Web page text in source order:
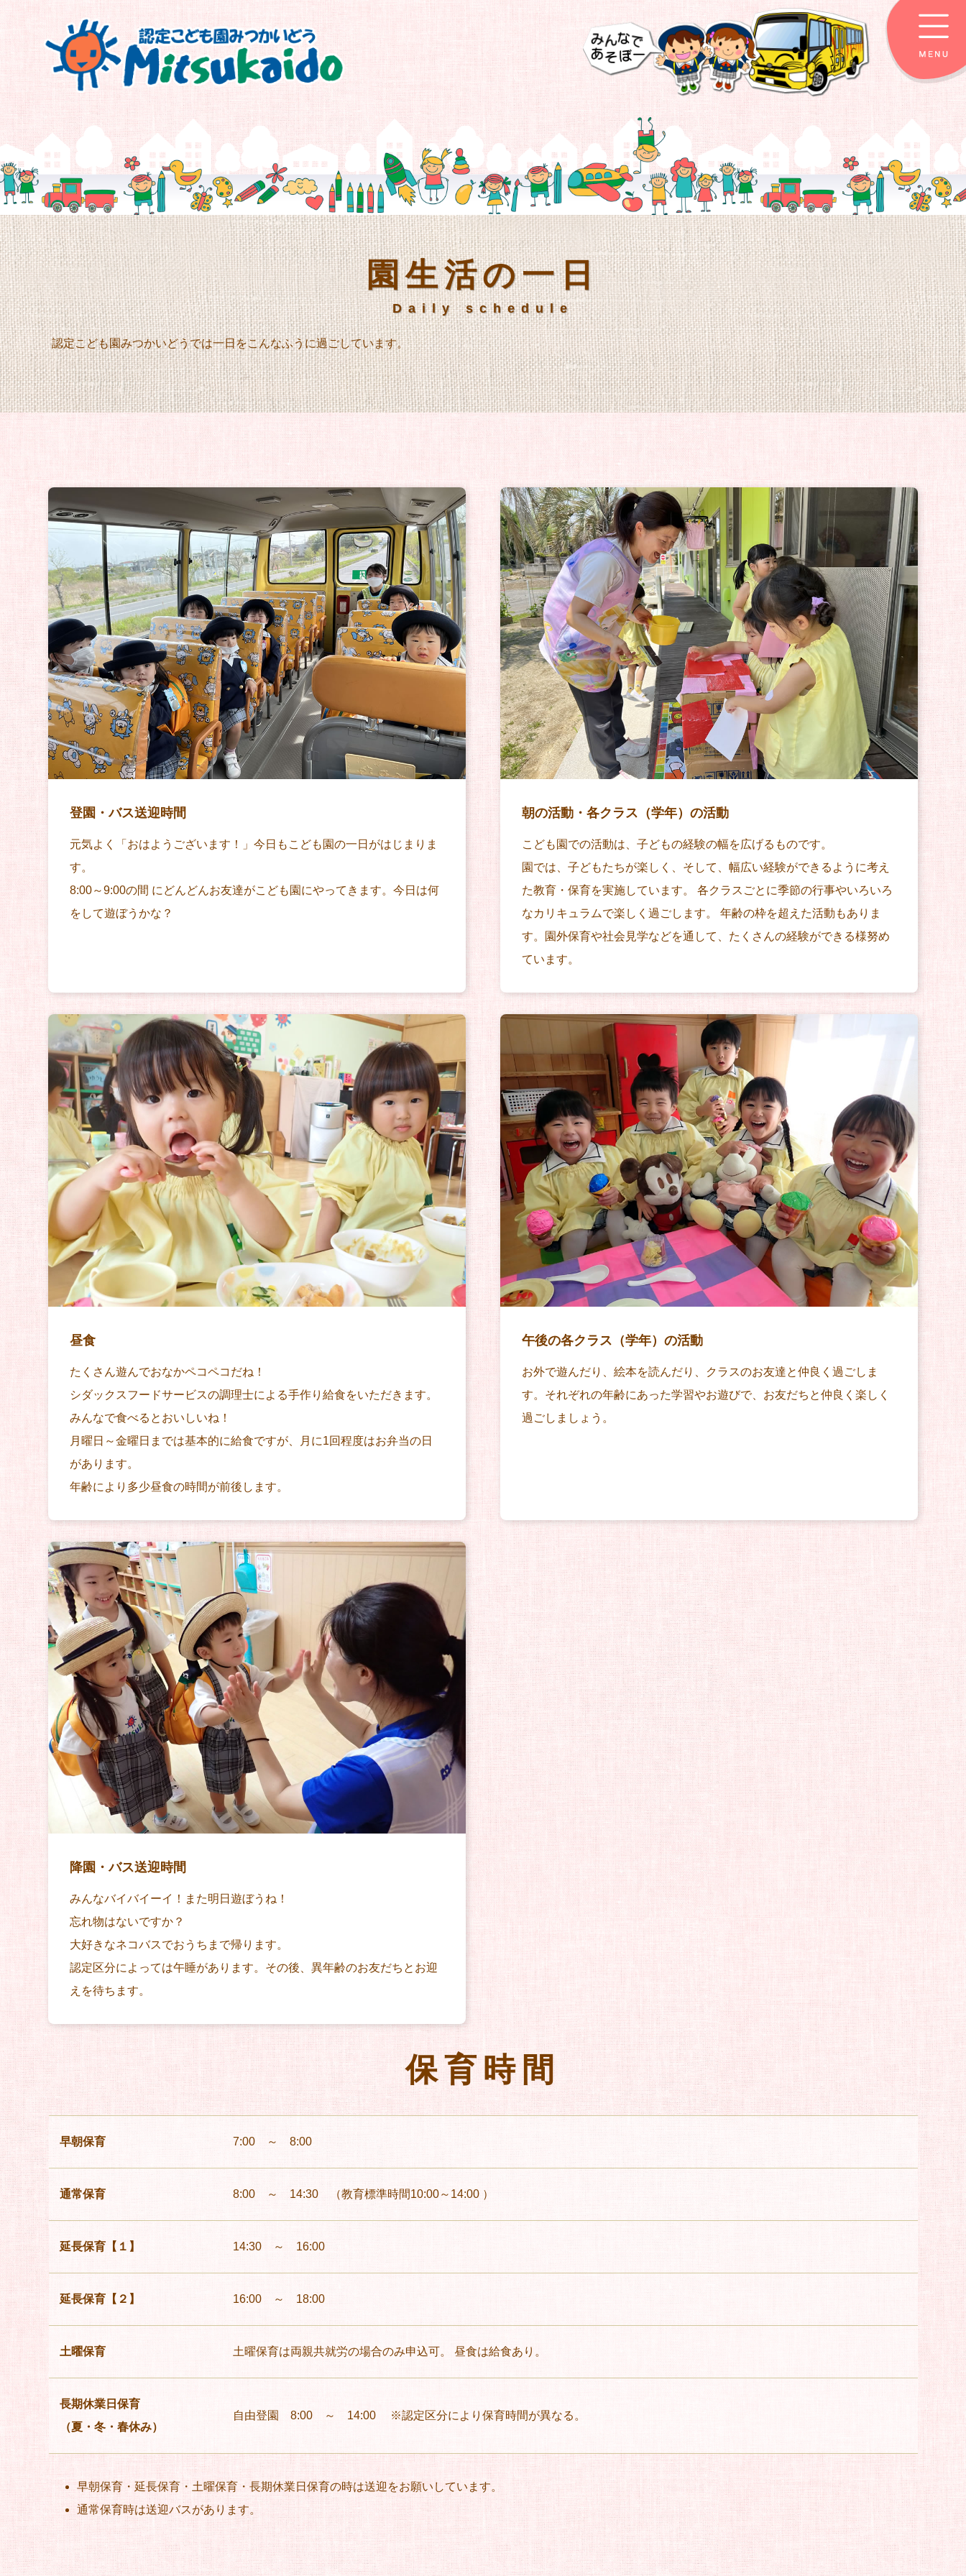
園生活の一日
Daily schedule
認定こども園みつかいどうでは一日をこんなふうに過ごしています。
登園・バス送迎時間
元気よく「おはようございます！」今日もこども園の一日がはじまりま
す。
8:00～9:00の間 にどんどんお友達がこども園にやってきます。今日は何
をして遊ぼうかな？
朝の活動・各クラス（学年）の活動
こども園での活動は、子どもの経験の幅を広げるものです。
園では、子どもたちが楽しく、そして、幅広い経験ができるように考え
た教育・保育を実施しています。 各クラスごとに季節の行事やいろいろ
なカリキュラムで楽しく過ごします。 年齢の枠を超えた活動もありま
す。園外保育や社会見学などを通して、たくさんの経験ができる様努め
ています。
昼食
たくさん遊んでおなかペコペコだね！
シダックスフードサービスの調理士による手作り給食をいただきます。
みんなで食べるとおいしいね！
月曜日～金曜日までは基本的に給食ですが、月に1回程度はお弁当の日
があります。
年齢により多少昼食の時間が前後します。
午後の各クラス（学年）の活動
お外で遊んだり、絵本を読んだり、クラスのお友達と仲良く過ごしま
す。それぞれの年齢にあった学習やお遊びで、お友だちと仲良く楽しく
過ごしましょう。
降園・バス送迎時間
みんなバイバイーイ！また明日遊ぼうね！
忘れ物はないですか？
大好きなネコバスでおうちまで帰ります。
認定区分によっては午睡があります。その後、異年齢のお友だちとお迎
えを待ちます。
保育時間
早朝保育 7:00 ～ 8:00
通常保育 8:00 ～ 14:30 （教育標準時間10:00～14:00 ）
延長保育【１】 14:30 ～ 16:00
延長保育【２】 16:00 ～ 18:00
土曜保育 土曜保育は両親共就労の場合のみ申込可。 昼食は給食あり。
長期休業日保育
（夏・冬・春休み）
自由登園 8:00 ～ 14:00※認定区分により保育時間が異なる。
早朝保育・延長保育・土曜保育・長期休業日保育の時は送迎をお願いしています。
通常保育時は送迎バスがあります。